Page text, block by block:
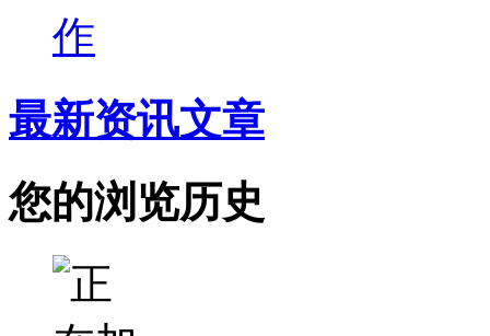
作
最新资讯文章
您的浏览历史